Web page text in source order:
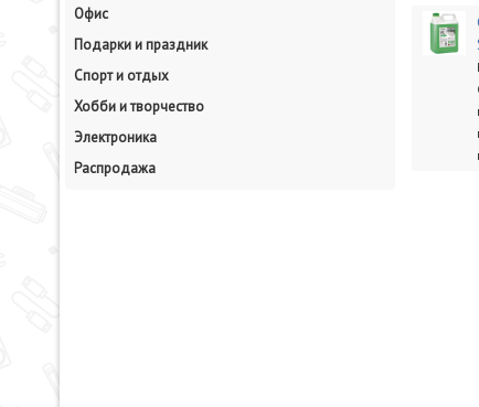
Офис
Подарки и праздник
Спорт и отдых
Хобби и творчество
Электроника
Распродажа